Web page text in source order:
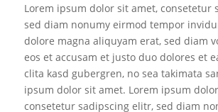
Lorem ipsum dolor sit amet, consetetur
sed diam nonumy eirmod tempor
dolore magna aliquyam erat, sed diam
eos et accusam et justo duo dolores et
clita kasd gubergren, no sea takimata
ipsum dolor sit amet. Lorem ipsum
consetetur sadipscing elitr, sed diam